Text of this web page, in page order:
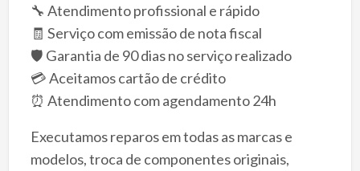
🔧 Atendimento profissional e rápido
🧾 Serviço com emissão de nota fiscal
🛡️ Garantia de 90 dias no serviço realizado
💳 Aceitamos cartão de crédito
⏰ Atendimento com agendamento 24h
Executamos reparos em todas as marcas e
modelos, troca de componentes originais,